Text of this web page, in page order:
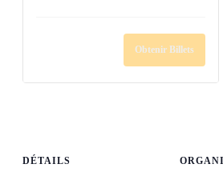
DÉTAILS
Obtenir Billets